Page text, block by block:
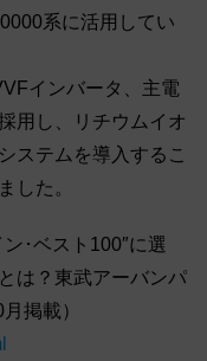
系に活用してい
インバータ、主電
用し、リチウムイオ
ステムを導入するこ
した。
･ベスト100″に選
は？東武アーバンパ
月掲載）